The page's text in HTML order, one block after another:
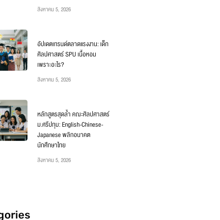
สิงหาคม 5, 2026
อัปเดตเทรนด์ตลาดแรงงาน: เด็ก
ศิลปศาสตร์ SPU เนื้อหอม
เพราะอะไร?
สิงหาคม 5, 2026
หลักสูตรสุดล้ำ คณะศิลปศาสตร์
ม.ศรีปทุม: English-Chinese-
Japanese พลิกอนาคต
นักศึกษาไทย
สิงหาคม 5, 2026